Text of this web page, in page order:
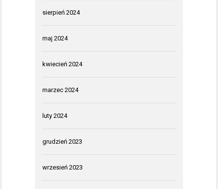
sierpień 2024
maj 2024
kwiecień 2024
marzec 2024
luty 2024
grudzień 2023
wrzesień 2023